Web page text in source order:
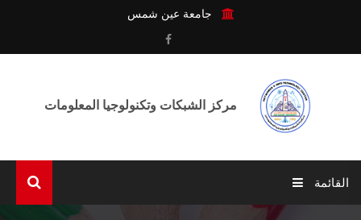
جامعة عين شمس
القائمة